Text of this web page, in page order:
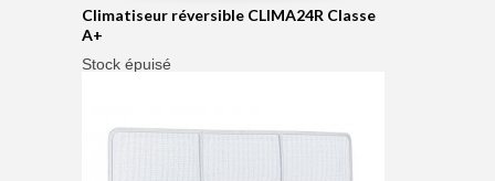
Climatiseur réversible CLIMA24R Classe
A+
Stock épuisé